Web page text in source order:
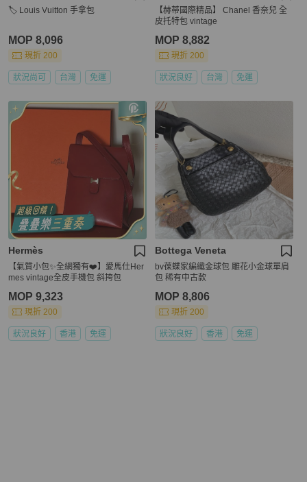
🏷️ Louis Vuitton 手拿包
MOP 8,096
現折 200
狀況尚可 台灣 免運
【赫蒂國際精品】 Chanel 香奈兒 全
皮托特包 vintage
MOP 8,882
現折 200
狀況良好 台灣 免運
Hermès
【氣質小包✨全網獨有❤️】愛馬仕Her
mes vintage全皮手機包 斜挎包
MOP 9,323
現折 200
狀況良好 香港 免運
Bottega Veneta
bv葆蝶家編織金球包 雕花小金球單肩
包 稀有中古款
MOP 8,806
現折 200
狀況良好 香港 免運